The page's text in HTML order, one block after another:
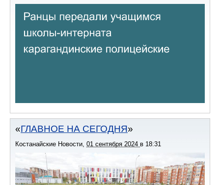
ГЛАВНОЕ НА СЕГОДНЯ
Костанайские Новости, 01 сентября 2024 в 18:31